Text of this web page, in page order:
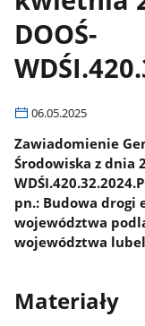
DOOŚ-
06.05.2025
Zawiadomienie
Środowiska z dnia
pn.: Budowa drogi
województwa
województwa
Materiały